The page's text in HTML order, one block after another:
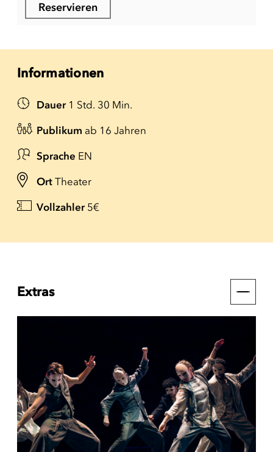
Reservieren
Informationen
Dauer 1 Std. 30 Min.
Publikum ab 16 Jahren
Sprache EN
Ort Theater
Vollzahler 5€
Extras